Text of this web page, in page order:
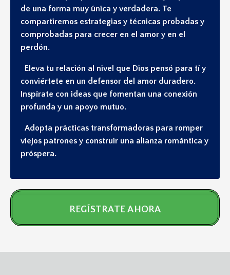
de una forma muy única y verdadera. Te
compartiremos estrategias y técnicas probadas y
comprobadas para crecer en el amor y en el
perdón.
Eleva tu relación al nivel que Dios pensó para tí y
conviértete en un defensor del amor duradero.
Inspírate con ideas que fomentan una conexión
profunda y un apoyo mutuo.
Adopta prácticas transformadoras para romper
viejos patrones y construir una alianza romántica y
próspera.
REGÍSTRATE AHORA